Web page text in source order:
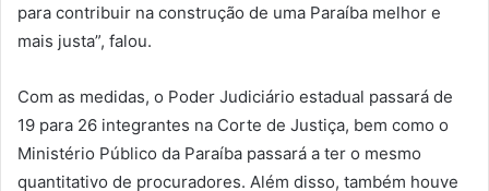
para contribuir na construção de uma Paraíba melhor e
mais justa”, falou.
Com as medidas, o Poder Judiciário estadual passará de
19 para 26 integrantes na Corte de Justiça, bem como o
Ministério Público da Paraíba passará a ter o mesmo
quantitativo de procuradores. Além disso, também houve